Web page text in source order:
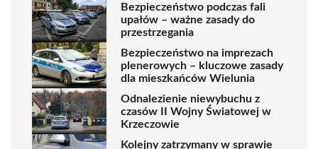
Bezpieczeństwo podczas fali
upałów – ważne zasady do
przestrzegania
Bezpieczeństwo na imprezach
plenerowych – kluczowe zasady
dla mieszkańców Wielunia
Odnalezienie niewybuchu z
czasów II Wojny Światowej w
Krzeczowie
Kolejny zatrzymany w sprawie